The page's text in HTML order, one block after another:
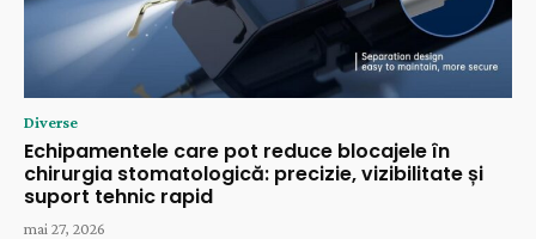
Diverse
Echipamentele care pot reduce blocajele în
chirurgia stomatologică: precizie, vizibilitate și
suport tehnic rapid
mai 27, 2026